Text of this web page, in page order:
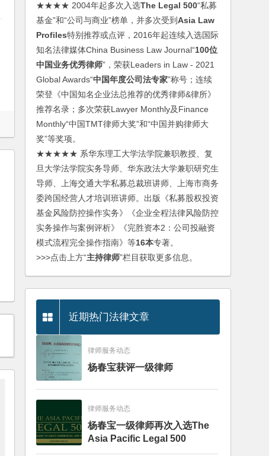
★★★★ 2004年起多次入选The Legal 500“私募
基金”和“公司与商业”榜单，并多次受到Asia Law
Profiles特别推荐或点评，2016年起连续入选国际
知名法律媒体China Business Law Journal“100位
中国业务优秀律师”，荣获Leaders in Law - 2021
Global Awards“中国年度公司法专家”称号；连续
荣登《中国知名企业法总推荐的优秀律师&律所》
推荐名录；多次荣获Lawyer Monthly及Finance
Monthly“中国TMT律师大奖”和“中国并购律师大
奖”等奖项。
★★★★★ 系华东理工大学法学院兼职教授、复
旦大学法学院实务导师、华东政法大学兼职研究生
导师、上海交通大学私募总裁班讲师、上海市商务
委跨国经营人才培训班讲师。出版《私募股权投资
基金风险防控操作实务》《企业全程法律风险防控
实务操作与案例评析》《完胜资本2：公司投融资
模式流程完全操作指南》等16本专著。
>>>点击上方“主持律师”栏目获取更多信息。
近期热门法律文章
律师服务动态
杨春宝获评一级律师
律师服务动态
杨春宝一级律师再次入选The
Asia Pacific Legal 500